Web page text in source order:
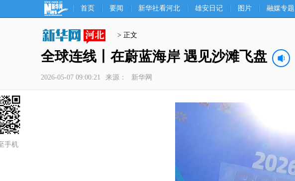
首页 要闻 新华社看河北 雄安日记 图片 融媒专题
> 正文
全球连线丨在蔚蓝海岸 遇见沙滩飞盘
2026-05-07 09:00:21 来源： 新华网
手机